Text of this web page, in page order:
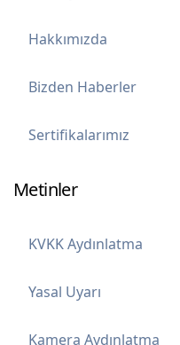
Hakkımızda
Bizden Haberler
Sertifikalarımız
Metinler
KVKK Aydınlatma
Yasal Uyarı
Kamera Aydınlatma